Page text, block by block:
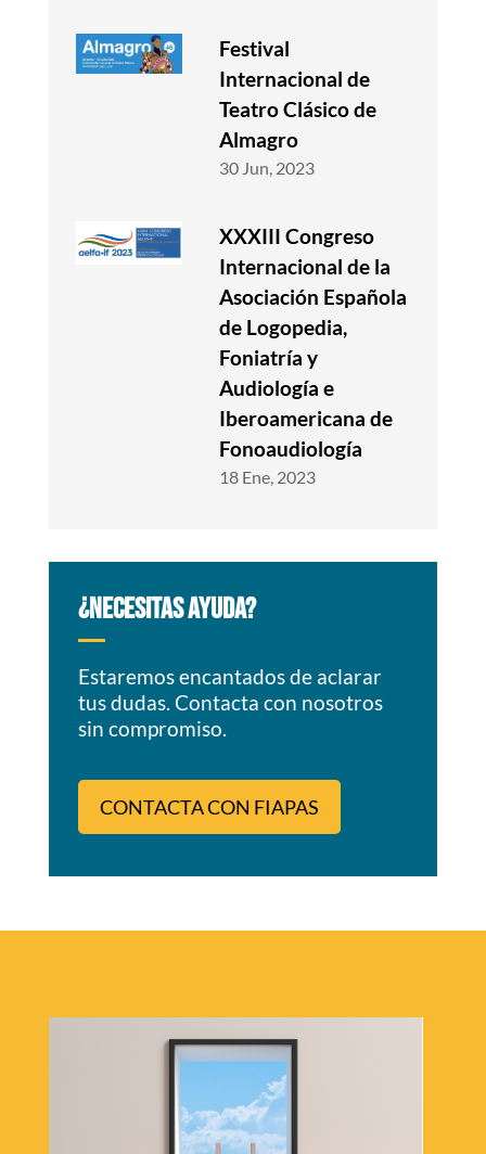
Festival
Internacional de
Teatro Clásico de
Almagro
30 Jun, 2023
XXXIII Congreso
Internacional de la
Asociación Española
de Logopedia,
Foniatría y
Audiología e
Iberoamericana de
Fonoaudiología
18 Ene, 2023
¿NECESITAS AYUDA?
Estaremos encantados de aclarar
tus dudas. Contacta con nosotros
sin compromiso.
CONTACTA CON FIAPAS